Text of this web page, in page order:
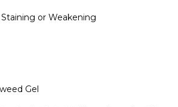
or Weakening
Gel